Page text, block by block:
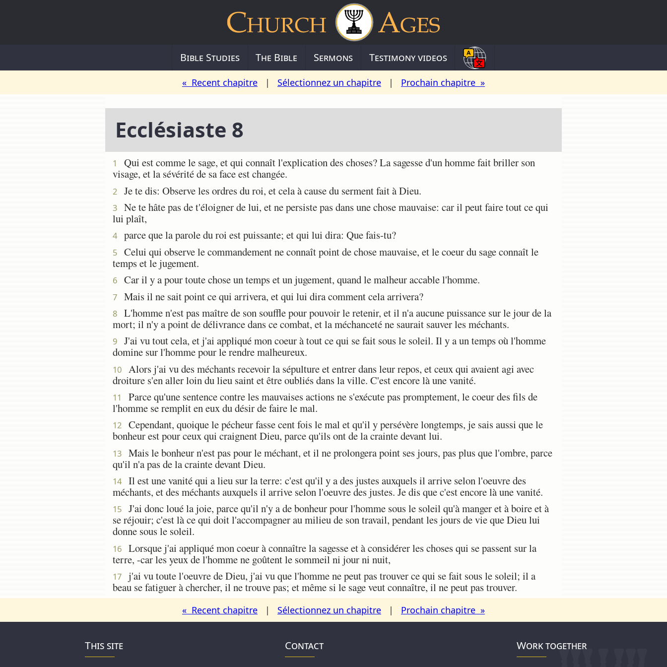
Bible Studies The Bible Sermons Testimony videos
« Recent chapitre | Sélectionnez un chapitre | Prochain chapitre »
Ecclésiaste 8
1
Qui est comme le sage, et qui connaît l'explication des choses? La sagesse d'un homme fait briller son
visage, et la sévérité de sa face est changée.
2 Je te dis: Observe les ordres du roi, et cela à cause du serment fait à Dieu.
3
Ne te hâte pas de t'éloigner de lui, et ne persiste pas dans une chose mauvaise: car il peut faire tout ce qui
lui plaît,
4 parce que la parole du roi est puissante; et qui lui dira: Que fais-tu?
5
Celui qui observe le commandement ne connaît point de chose mauvaise, et le coeur du sage connaît le
temps et le jugement.
6 Car il y a pour toute chose un temps et un jugement, quand le malheur accable l'homme.
7 Mais il ne sait point ce qui arrivera, et qui lui dira comment cela arrivera?
8
L'homme n'est pas maître de son souffle pour pouvoir le retenir, et il n'a aucune puissance sur le jour de la
mort; il n'y a point de délivrance dans ce combat, et la méchanceté ne saurait sauver les méchants.
9
J'ai vu tout cela, et j'ai appliqué mon coeur à tout ce qui se fait sous le soleil. Il y a un temps où l'homme
domine sur l'homme pour le rendre malheureux.
10
Alors j'ai vu des méchants recevoir la sépulture et entrer dans leur repos, et ceux qui avaient agi avec
droiture s'en aller loin du lieu saint et être oubliés dans la ville. C'est encore là une vanité.
11
Parce qu'une sentence contre les mauvaises actions ne s'exécute pas promptement, le coeur des fils de
l'homme se remplit en eux du désir de faire le mal.
12
Cependant, quoique le pécheur fasse cent fois le mal et qu'il y persévère longtemps, je sais aussi que le
bonheur est pour ceux qui craignent Dieu, parce qu'ils ont de la crainte devant lui.
13
Mais le bonheur n'est pas pour le méchant, et il ne prolongera point ses jours, pas plus que l'ombre, parce
qu'il n'a pas de la crainte devant Dieu.
14
Il est une vanité qui a lieu sur la terre: c'est qu'il y a des justes auxquels il arrive selon l'oeuvre des
méchants, et des méchants auxquels il arrive selon l'oeuvre des justes. Je dis que c'est encore là une vanité.
15
J'ai donc loué la joie, parce qu'il n'y a de bonheur pour l'homme sous le soleil qu'à manger et à boire et à
se réjouir; c'est là ce qui doit l'accompagner au milieu de son travail, pendant les jours de vie que Dieu lui
donne sous le soleil.
16
Lorsque j'ai appliqué mon coeur à connaître la sagesse et à considérer les choses qui se passent sur la
terre, -car les yeux de l'homme ne goûtent le sommeil ni jour ni nuit,
17
j'ai vu toute l'oeuvre de Dieu, j'ai vu que l'homme ne peut pas trouver ce qui se fait sous le soleil; il a
beau se fatiguer à chercher, il ne trouve pas; et même si le sage veut connaître, il ne peut pas trouver.
« Recent chapitre | Sélectionnez un chapitre | Prochain chapitre »
This site Contact Work together